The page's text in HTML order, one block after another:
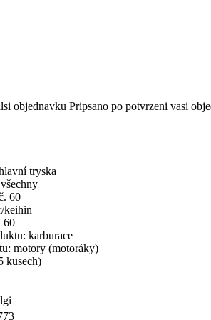
objednavku Pripsano po potvrzeni vasi
tryska
60
keihin
60
karburace
motory (motoráky)
kusech)